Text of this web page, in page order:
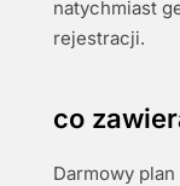
natychmiast
rejestracji.
co
Darmowy